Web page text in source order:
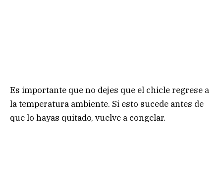
Es importante que no dejes que el chicle regrese a
la temperatura ambiente. Si esto sucede antes de
que lo hayas quitado, vuelve a congelar.